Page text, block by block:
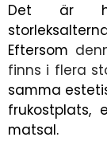
Det är
Eftersom
finns i flera
samma
frukostplats,
matsal.